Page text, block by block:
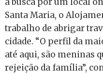
Santa Maria, o
trabalho de abrigar
cidade. “O perfil da
até aqui, são meninas
rejeição da família”,